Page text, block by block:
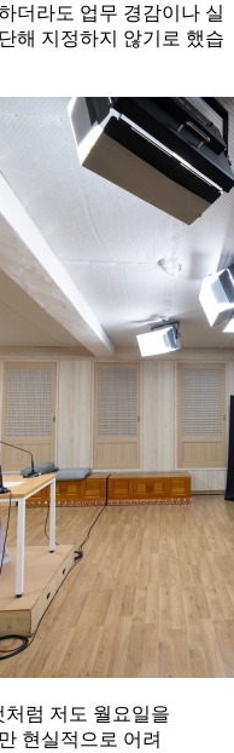
더라도 업무 경감이나 실
해 지정하지 않기로 했습
럼 저도 월요일을
현실적으로 어려